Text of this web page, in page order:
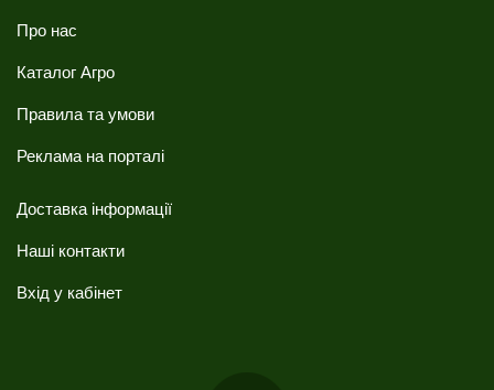
Про нас
Каталог Агро
Правила та умови
Реклама на порталі
Доставка інформації
Наші контакти
Вхід у кабінет